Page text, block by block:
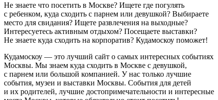
Не знаете что посетить в Москве? Ищете где погулять
с ребенком, куда сходить с парнем или девушкой? Выбираете
место для свидания? Ищете развлечения на выходные?
Интересуетесь активным отдыхом? Посещаете выставки?
Не знаете куда сходить на корпоратив? Кудамоскоу поможет!
Кудамоскоу — это лучший сайт о самых интересных событиях
Москвы. Мы знаем куда сходить в Москве с девушкой,
с парнем или большой компанией. У нас только лучшие
события, музеи и выставки Москвы. События для детей
и их родителей, лучшие достопримечательности и интересные